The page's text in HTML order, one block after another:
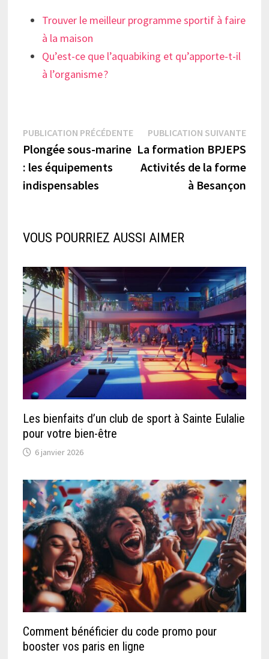
Trouver le meilleur programme sportif à faire
à la maison
Qu’est-ce que l’aquabiking et qu’apporte-t-il
à l’organisme ?
Navigation
de
l’article
PUBLICATION PRÉCÉDENTEPublication
précédente :
Plongée sous-marine
: les équipements
indispensables
PUBLICATION SUIVANTE
La formation BPJEPS
Activités de la forme
à Besançon
VOUS POURRIEZ AUSSI AIMER
Les bienfaits d’un club de sport à Sainte Eulalie
pour votre bien-être
6 janvier 2026
Comment bénéficier du code promo pour
booster vos paris en ligne